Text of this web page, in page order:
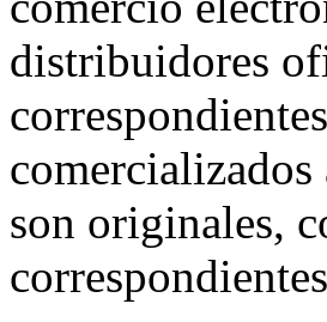
distribuidores
comercializados
son originales,